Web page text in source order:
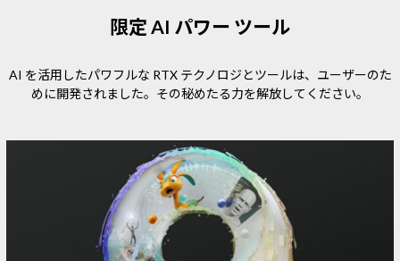
限定 AI パワー ツール
AI を活用したパワフルな RTX テクノロジとツールは、ユーザーのた
めに開発されました。その秘めたる力を解放してください。